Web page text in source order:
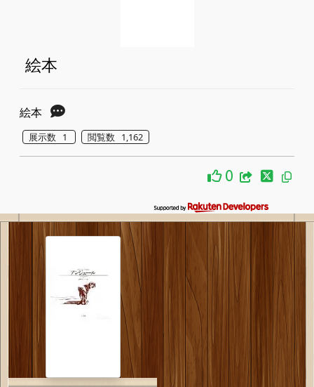
絵本
絵本
展示数 1 閲覧数 1,162
0